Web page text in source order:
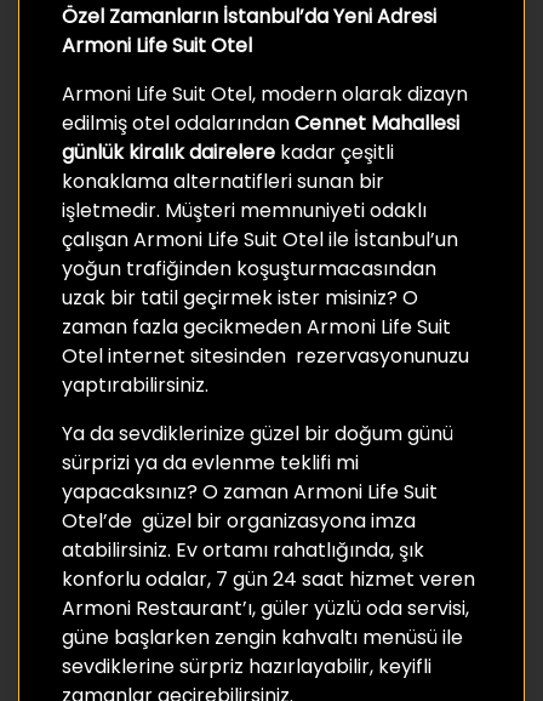
Özel Zamanların İstanbul’da Yeni Adresi
Armoni Life Suit Otel
Armoni Life Suit Otel, modern olarak dizayn
edilmiş otel odalarındanCennet Mahallesi
günlük kiralıkdairelere kadar çeşitli
konaklama alternatifleri sunan bir
işletmedir. Müşteri memnuniyeti odaklı
çalışan Armoni Life Suit Otel ile İstanbul’un
yoğun trafiğinden koşuşturmacasından
uzak bir tatil geçirmek ister misiniz? O
zaman fazla gecikmeden Armoni Life Suit
Otel internet sitesinden rezervasyonunuzu
yaptırabilirsiniz.
Ya da sevdiklerinize güzel bir doğum günü
sürprizi ya da evlenme teklifi mi
yapacaksınız? O zaman Armoni Life Suit
Otel’de güzel bir organizasyona imza
atabilirsiniz. Ev ortamı rahatlığında, şık
konforlu odalar, 7 gün 24 saat hizmet veren
Armoni Restaurant’ı, güler yüzlü oda servisi,
güne başlarken zengin kahvaltı menüsü ile
sevdiklerine sürpriz hazırlayabilir, keyifli
zamanlar geçirebilirsiniz.